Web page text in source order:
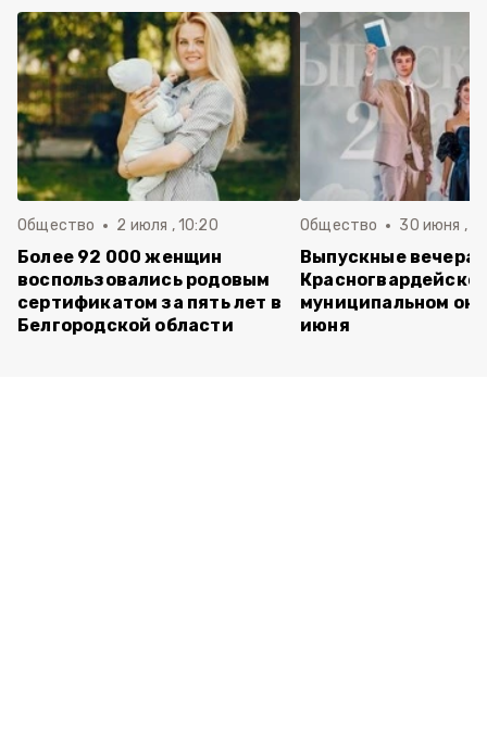
Общество 2 июля , 10:20
Более 92 000 женщин
воспользовались родовым
сертификатом за пять лет в
Белгородской области
Общество 30 июня ,
Выпускные вечера
муниципальном
июня